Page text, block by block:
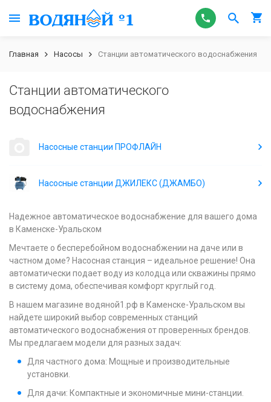
Главная Насосы Станции автоматического водоснабжения
Станции автоматического
водоснабжения
Насосные станции ПРОФЛАЙН
Насосные станции ДЖИЛЕКС (ДЖАМБО)
Надежное автоматическое водоснабжение для вашего дома
в Каменске-Уральском
Мечтаете о бесперебойном водоснабжении на даче или в
частном доме? Насосная станция – идеальное решение! Она
автоматически подает воду из колодца или скважины прямо
в систему дома, обеспечивая комфорт круглый год.
В нашем магазине водяной1.рф в Каменске-Уральском вы
найдете широкий выбор современных станций
автоматического водоснабжения от проверенных брендов.
Мы предлагаем модели для разных задач:
Для частного дома: Мощные и производительные
установки.
Для дачи: Компактные и экономичные мини-станции.